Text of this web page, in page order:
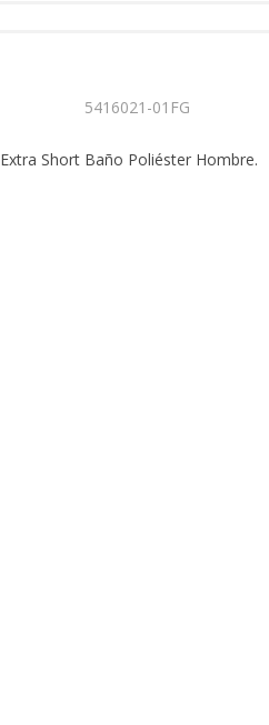
Extra Short Baño Poliéster Hombre.